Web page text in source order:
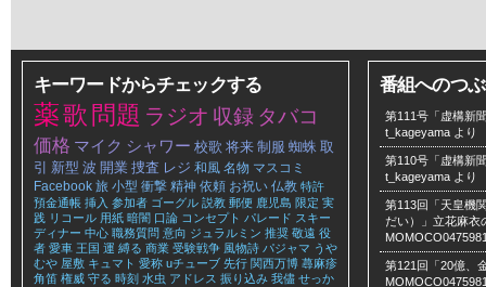
キーワードからチェックする
薬歌 問題 ラジオ 収録 タバコ
価格 マイク シャワー 校歌 将来 制服 蜘蛛 取
引
新型 波 開業 捜査 レジ 和風 名物 マスコミ
Facebook 旅 小型 衝撃 精神 依頼 お祝い 仏教 特許
預金通帳 挿入 参加者 ゴーグル 説教 郵便 鹿児島 限定 実
践 リコール 用紙 暗闇 口論 コンセプト パレード スキー
ディナー 中心 職務質問 意向 ジュラルミン 推奨 敬遠 役
者 愛車 王国 運 縛る 商業 受験戦争 風物詩 パジャマ うや
むや 屋敷 キュマト 愛称 uチューブ 先行 関西万博 蕁麻疹
角笛 権威 守る 時刻 水虫 アドレス 振り込み 我儘 せっか
番組へのつ
第111号「虚構新
t_kageyama より
第110号「虚構新
t_kageyama より
第113回「天皇機
だい）」立花麻衣
第121回「20億、